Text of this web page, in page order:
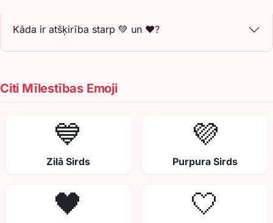
Kāda ir atšķirība starp 💚 un ❤️?
Citi Mīlestības Emoji
💙
Zilā Sirds
💜
Purpura Sirds
🖤 🤍